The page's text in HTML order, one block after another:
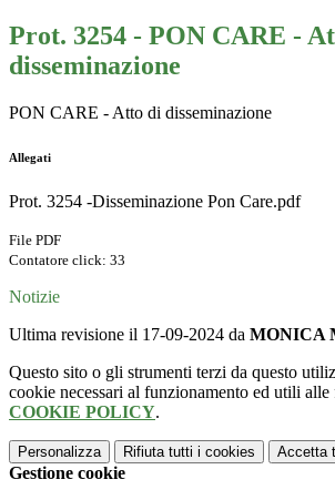
Prot. 3254 - PON CARE -
disseminazione
PON CARE - Atto di disseminazione
Allegati
Prot. 3254 -Disseminazione Pon Care.pdf
File PDF
Contatore click: 33
Notizie
Ultima revisione il 17-09-2024 da MONICA
Questo sito o gli strumenti terzi da questo
cookie necessari al funzionamento ed utili
COOKIE POLICY.
Personalizza Rifiuta tutti i cookies Accetta
Gestione cookie